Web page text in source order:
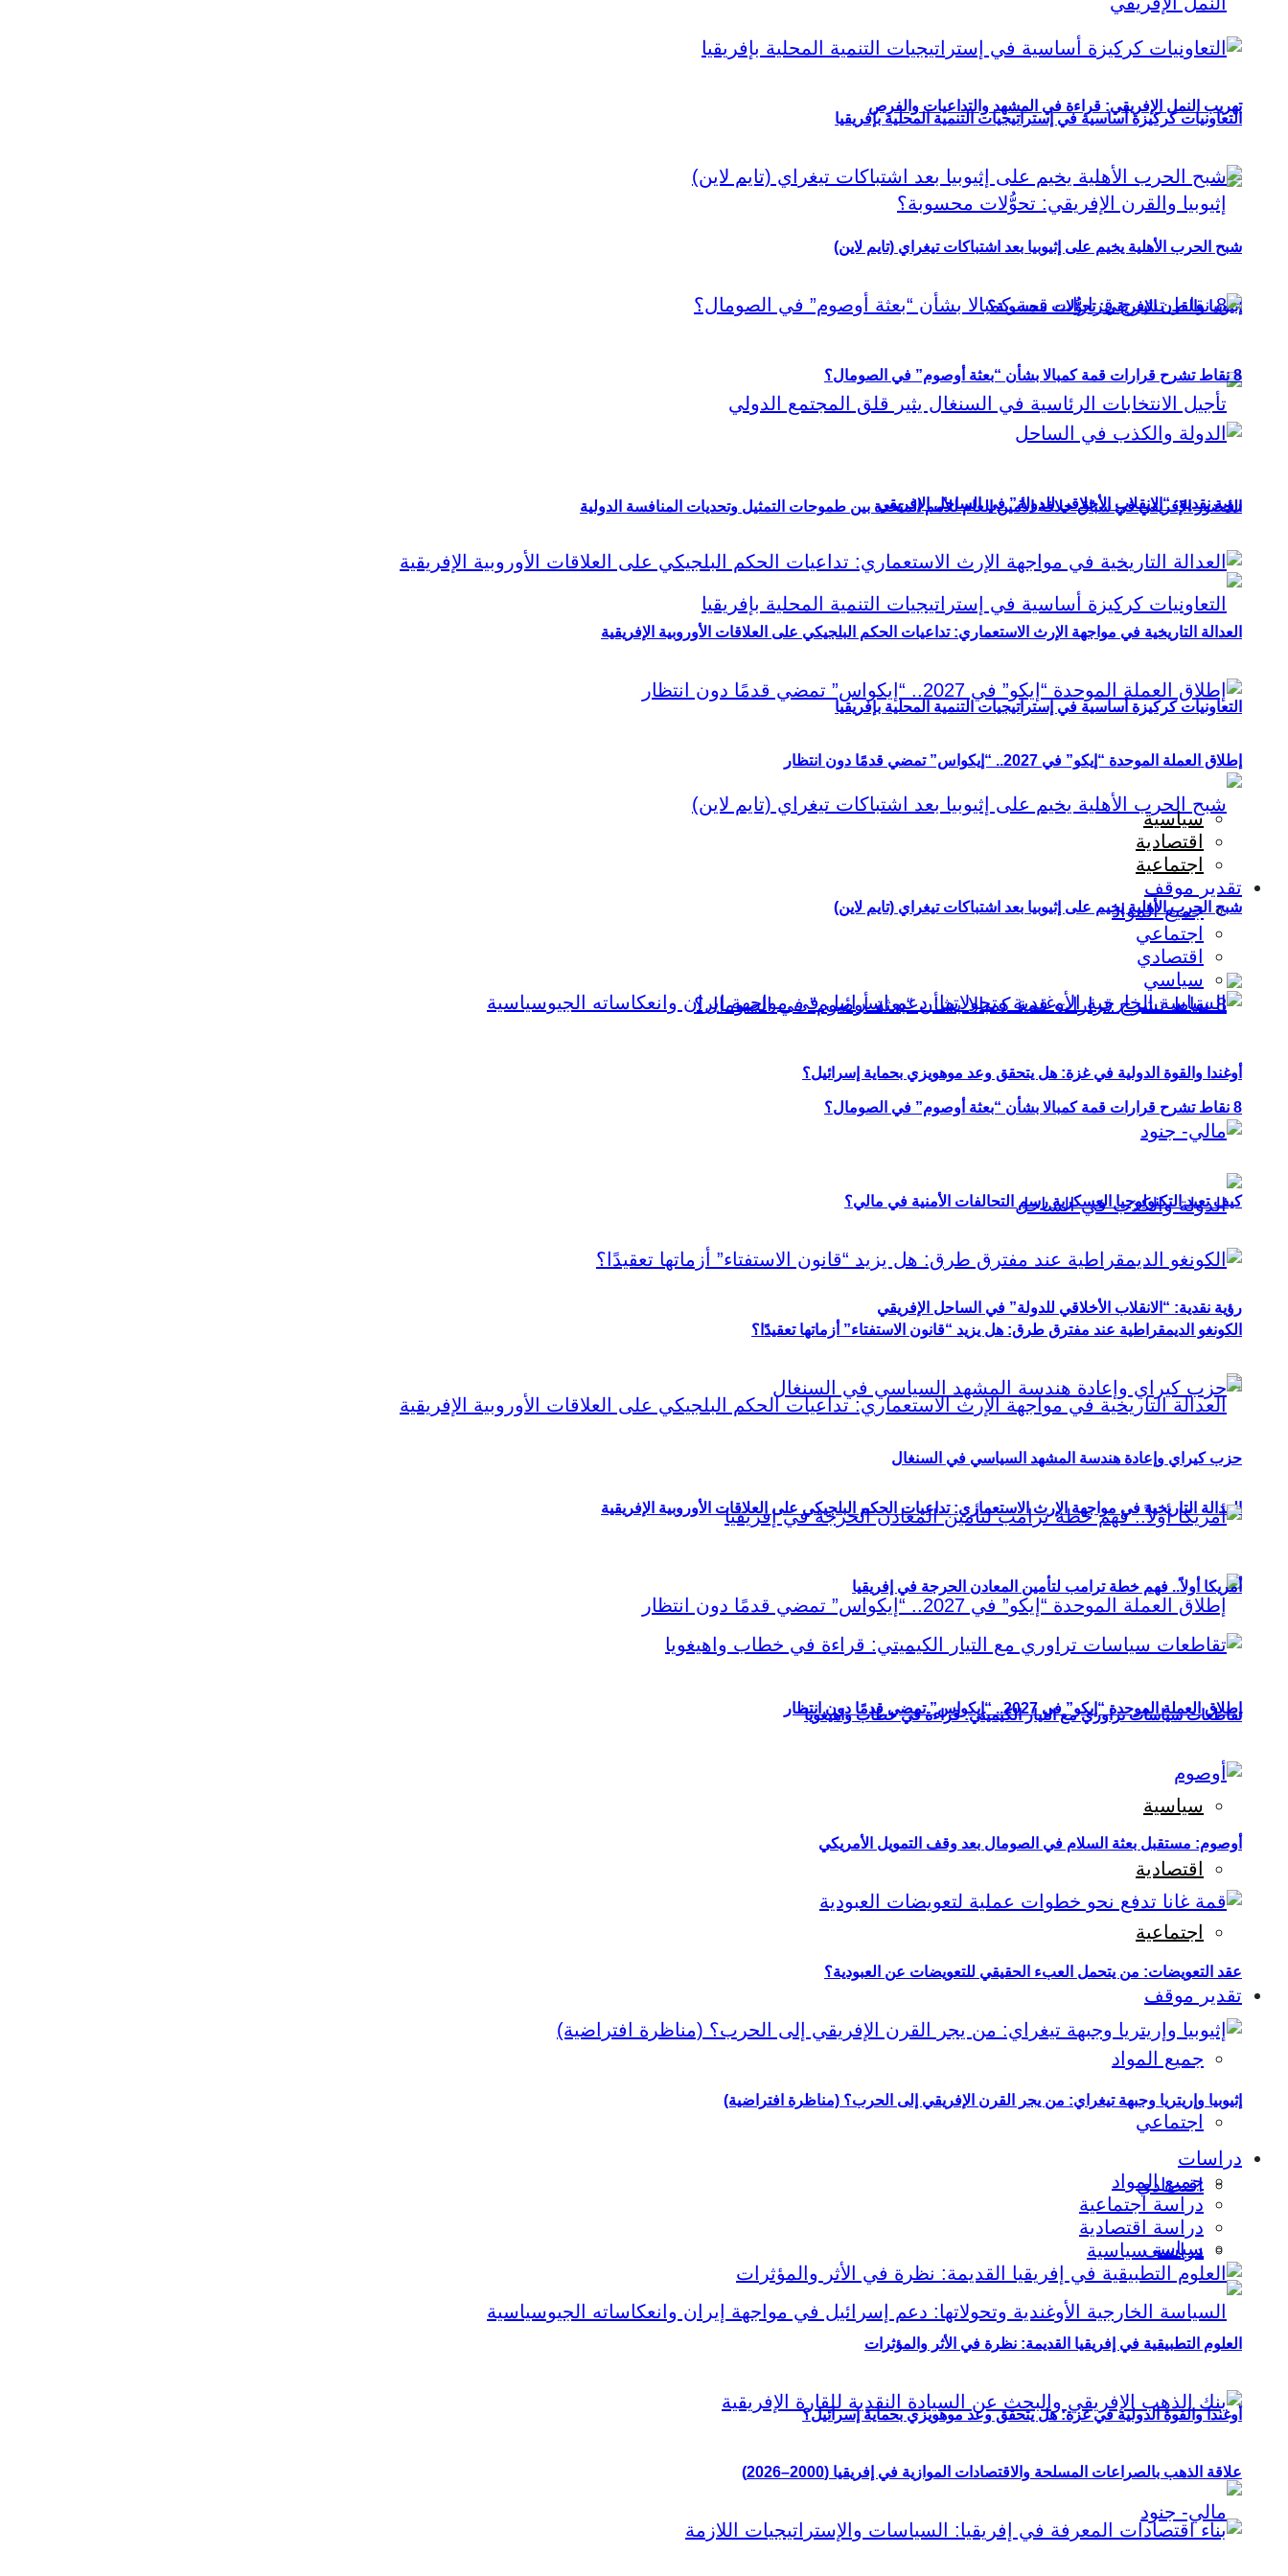
تهريب النمل الإفريقي: قراءة في المشهد والتداعيات والفرص
إثيوبيا والقرن الإفريقي: تحوُّلات محسوبة؟
الحضور الإفريقي في سباق خلافة الأمين العام للأمم المتحدة بين طموحات التمثيل وتحديات المنافسة الدولية
التعاونيات كركيزة أساسية في إستراتيجيات التنمية المحلية بإفريقيا
شبح الحرب الأهلية يخيم على إثيوبيا بعد اشتباكات تيغراي (تايم لاين)
8 نقاط تشرح قرارات قمة كمبالا بشأن “بعثة أوصوم” في الصومال؟
رؤية نقدية: “الانقلاب الأخلاقي للدولة” في الساحل الإفريقي
العدالة التاريخية في مواجهة الإرث الاستعماري: تداعيات الحكم البلجيكي على العلاقات الأوروبية الإفريقية
إطلاق العملة الموحدة “إيكو” في 2027.. “إيكواس” تمضي قدمًا دون انتظار
سياسية
اقتصادية
اجتماعية
تقدير موقف
جميع المواد
اجتماعي
اقتصادي
سياسي
أوغندا والقوة الدولية في غزة: هل يتحقق وعد موهويزي بحماية إسرائيل؟
التعاونيات كركيزة أساسية في إستراتيجيات التنمية المحلية بإفريقيا
شبح الحرب الأهلية يخيم على إثيوبيا بعد اشتباكات تيغراي (تايم لاين)
8 نقاط تشرح قرارات قمة كمبالا بشأن “بعثة أوصوم” في الصومال؟
رؤية نقدية: “الانقلاب الأخلاقي للدولة” في الساحل الإفريقي
العدالة التاريخية في مواجهة الإرث الاستعماري: تداعيات الحكم البلجيكي على العلاقات الأوروبية الإفريقية
إطلاق العملة الموحدة “إيكو” في 2027.. “إيكواس” تمضي قدمًا دون انتظار
سياسية
اقتصادية
اجتماعية
تقدير موقف
جميع المواد
اجتماعي
اقتصادي
سياسي
أوغندا والقوة الدولية في غزة: هل يتحقق وعد موهويزي بحماية إسرائيل؟
كيف تعيد التكنولوجيا العسكرية رسم التحالفات الأمنية في مالي؟
الكونغو الديمقراطية عند مفترق طرق: هل يزيد “قانون الاستفتاء” أزماتها تعقيدًا؟
حزب كيراي وإعادة هندسة المشهد السياسي في السنغال
أمريكا أولاً.. فهم خطة ترامب لتأمين المعادن الحرجة في إفريقيا
تقاطعات سياسات تراوري مع التيار الكيميتي: قراءة في خطاب واهيغويا
أوصوم: مستقبل بعثة السلام في الصومال بعد وقف التمويل الأمريكي
عقد التعويضات: من يتحمل العبء الحقيقي للتعويضات عن العبودية؟
إثيوبيا وإريتريا وجبهة تيغراي: من يجر القرن الإفريقي إلى الحرب؟ (مناظرة افتراضية)
دراسات
جميع المواد
دراسة اجتماعية
دراسة اقتصادية
دراسة سياسية
العلوم التطبيقية في إفريقيا القديمة: نظرة في الأثر والمؤثرات
علاقة الذهب بالصراعات المسلحة والاقتصادات الموازية في إفريقيا (2000–2026)